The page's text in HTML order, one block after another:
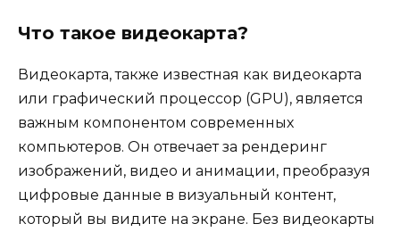
Что такое видеокарта?
Видеокарта, также известная как видеокарта
или графический процессор (GPU), является
важным компонентом современных
компьютеров. Он отвечает за рендеринг
изображений, видео и анимации, преобразуя
цифровые данные в визуальный контент,
который вы видите на экране. Без видеокарты